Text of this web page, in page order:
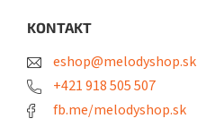
KONTAKT
eshop@melodyshop.sk
+421 918 505 507
fb.me/melodyshop.sk